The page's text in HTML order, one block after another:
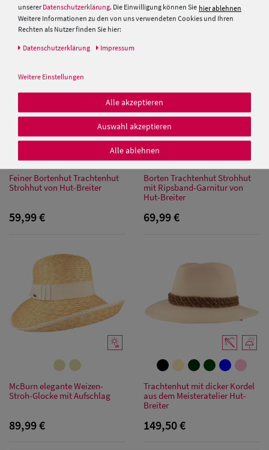
Damen UV-
Damen
Damen
Sonnenschilder
& Visoren
Snapback Caps
Damen Caps
(63-65 cm)
Feiner Bortenhut Trachtenhut
Strohhut von Hut-Breiter
59,99 €
Borten Trachtenhut Strohhut
mit Ripsband-Garnitur von
Hut-Breiter
69,99 €
McBurn elegante Weizen-
Stroh-Glocke mit Aufschlag
89,99 €
Trachtenhut mit dicker Kordel
aus dem Meisteratelier Hut-
Breiter
149,50 €
unserer Datenschutzerklärung. Die Einwilligung können Sie hier ablehnen
Weitere Informationen zu den von uns verwendeten Cookies und Ihren
Rechten als Nutzer finden Sie hier:
Daten­schutz­erklärung Impressum
Weitere Einstellungen
Alle akzeptieren
Auswahl akzeptieren
Alle ablehnen